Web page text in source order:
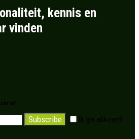
kennis en
vinden
Subscribe
Ik ga akkoord